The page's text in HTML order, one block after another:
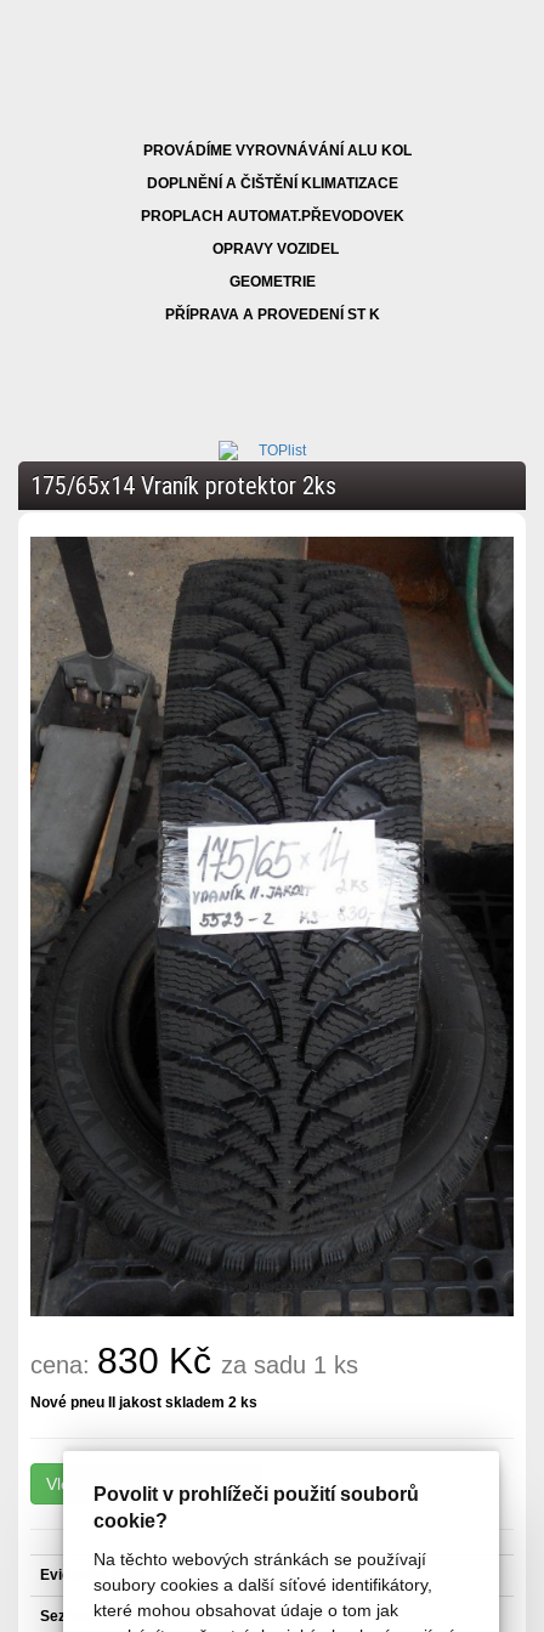
Povolit v prohlížeči použití souborů
cookie?
Na těchto webových stránkách se používají
soubory cookies a další síťové identifikátory,
které mohou obsahovat údaje o tom jak
PROVÁDÍME VYROVNÁVÁNÍ ALU KOL
DOPLNĚNÍ A ČIŠTĚNÍ KLIMATIZACE
PROPLACH AUTOMAT.PŘEVODOVEK
OPRAVY VOZIDEL
GEOMETRIE
PŘÍPRAVA A PROVEDENÍ ST K
175/65x14 Vraník protektor 2ks
cena: 830 Kč za sadu 1 ks
Nové pneu II jakost skladem 2 ks
Evidenční číslo: 5523-Z
Sezóna Zimní pneu